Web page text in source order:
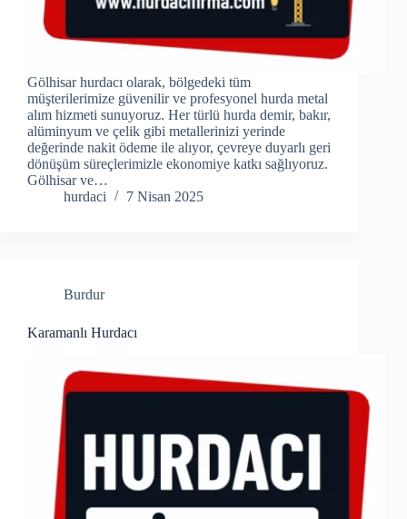
Gölhisar hurdacı olarak, bölgedeki tüm
müşterilerimize güvenilir ve profesyonel hurda metal
alım hizmeti sunuyoruz. Her türlü hurda demir, bakır,
alüminyum ve çelik gibi metallerinizi yerinde
değerinde nakit ödeme ile alıyor, çevreye duyarlı geri
dönüşüm süreçlerimizle ekonomiye katkı sağlıyoruz.
Gölhisar ve…
hurdaci
7 Nisan 2025
Burdur
Karamanlı Hurdacı